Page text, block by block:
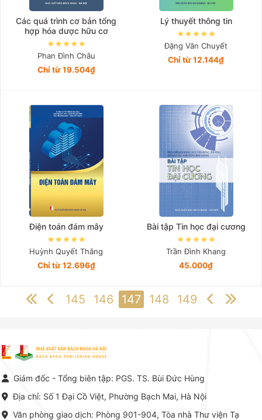
Các quá trình cơ bản tổng
hợp hóa dược hữu cơ
Phan Đình Châu
Chỉ từ 19.504₫
Lý thuyết thông tin
Đặng Văn Chuyết
Chỉ từ 12.144₫
Điện toán đám mây
Huỳnh Quyết Thắng
Chỉ từ 12.696₫
Bài tập Tin học đại cương
Trần Đình Khang
45.000₫
145 146 147 148 149
Giám đốc - Tổng biên tập: PGS. TS. Bùi Đức Hùng
Địa chỉ: Số 1 Đại Cồ Việt, Phường Bạch Mai, Hà Nội
Văn phòng giao dịch: Phòng 901-904, Tòa nhà Thư viện Tạ